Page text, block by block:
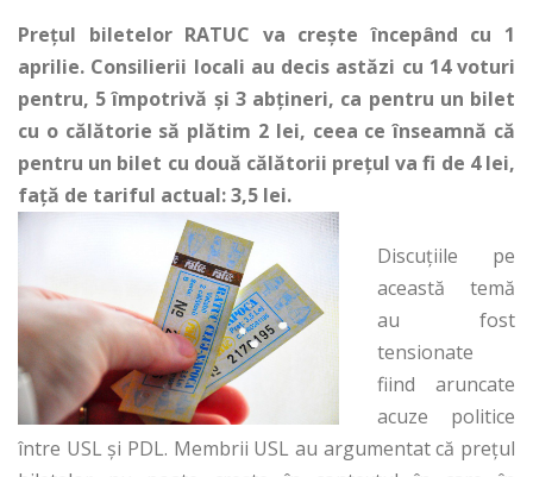
Preţul biletelor RATUC va creşte începând cu 1
aprilie. Consilierii locali au decis astăzi cu 14 voturi
pentru, 5 împotrivă şi 3 abţineri, ca pentru un bilet
cu o călătorie să plătim 2 lei, ceea ce înseamnă că
pentru un bilet cu două călătorii preţul va fi de 4 lei,
faţă de tariful actual: 3,5 lei.
Discuţiile pe
această temă
au fost
tensionate
fiind aruncate
acuze politice
între USL şi PDL. Membrii USL au argumentat că preţul